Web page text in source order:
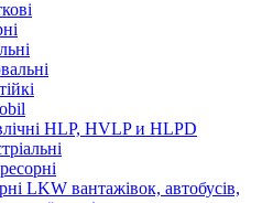
HLP, HVLP и HLPD
LKW вантажівок, автобусів,